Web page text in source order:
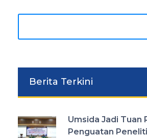
Berita Terkini
Umsida Jadi Tuan
Penguatan